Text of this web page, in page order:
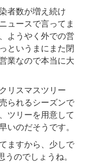
者数が増え続け
ュースで言ってま
ようやく外での営
というまにまた閉
業なので本当に大
リスマスツリー
られるシーズンで
ツリーを用意して
いのだそうです。
ますから、少しで
のでしょうね。